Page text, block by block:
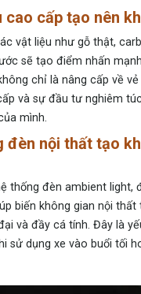
cao cấp tạo nên
vật liệu như gỗ thật,
sẽ tạo điểm nhấn
chỉ là nâng cấp về
và sự đầu tư nghiêm
mình.
đèn nội thất tạo
thống đèn ambient light,
biến không gian nội thất
và đầy cá tính. Đây là
sử dụng xe vào buổi tối